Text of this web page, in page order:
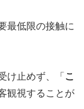
最低限の接触に
け止めず、「 こ
観視することが